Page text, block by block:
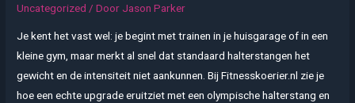
Uncategorized / Door Jason Parker
Je kent het vast wel: je begint met trainen in je huisgarage of in een
kleine gym, maar merkt al snel dat standaard halterstangen het
gewicht en de intensiteit niet aankunnen. Bij Fitnesskoerier.nl zie je
hoe een echte upgrade eruitziet met een olympische halterstang en